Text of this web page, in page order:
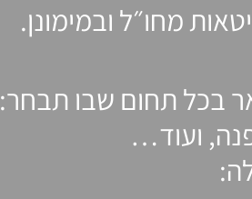
מחו״ל ובמימונן.
בכל תחום שבו תבחר:
ועוד…